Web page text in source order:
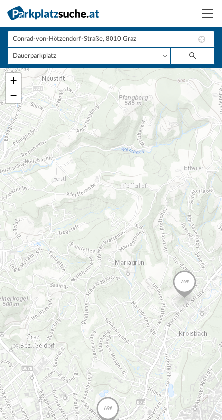
Suchen
Vermieten
Anmelden
+
−